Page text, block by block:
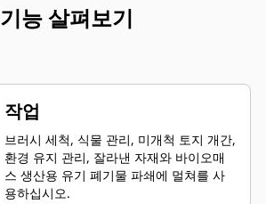
기능 살펴보기
작업
브러시 세척, 식물 관리, 미개척 토지 개간,
환경 유지 관리, 잘라낸 자재와 바이오매
스 생산용 유기 폐기물 파쇄에 멀쳐를 사
용하십시오.